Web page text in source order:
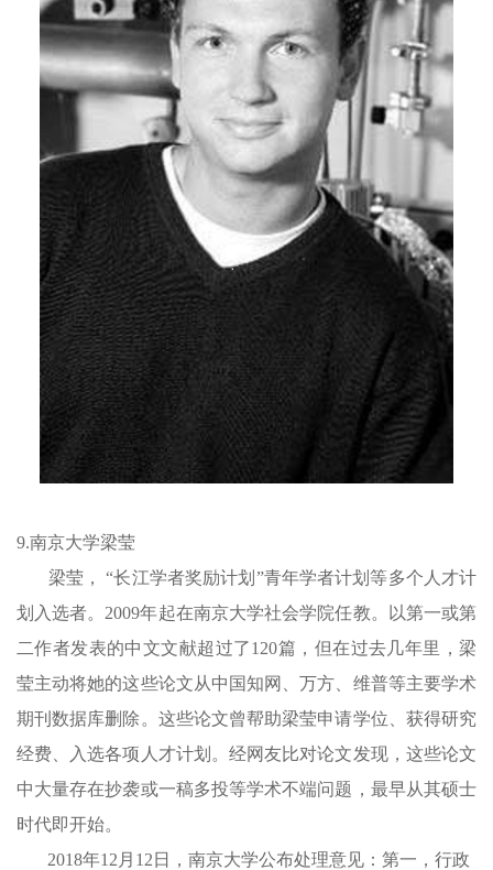
9.南京大学梁莹
梁莹， “长江学者奖励计划”青年学者计划等多个人才计
划入选者。2009年起在南京大学社会学院任教。以第一或第
二作者发表的中文文献超过了120篇，但在过去几年里，梁
莹主动将她的这些论文从中国知网、万方、维普等主要学术
期刊数据库删除。这些论文曾帮助梁莹申请学位、获得研究
经费、入选各项人才计划。经网友比对论文发现，这些论文
中大量存在抄袭或一稿多投等学术不端问题，最早从其硕士
时代即开始。
2018年12月12日，南京大学公布处理意见：第一，行政